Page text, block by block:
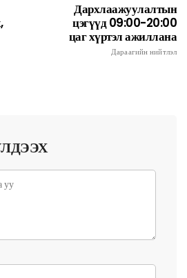
Дархлаажуулалтын
цэгүүд 09:00-20:00
цаг хүртэл ажиллана
Дараагийн нийтлэл